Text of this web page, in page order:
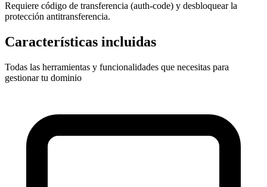
Requiere código de transferencia (auth-code) y desbloquear la
protección antitransferencia.
Características incluidas
Todas las herramientas y funcionalidades que necesitas para
gestionar tu dominio